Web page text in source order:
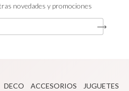
novedades y promociones
DECO ACCESORIOS
JUGUETES